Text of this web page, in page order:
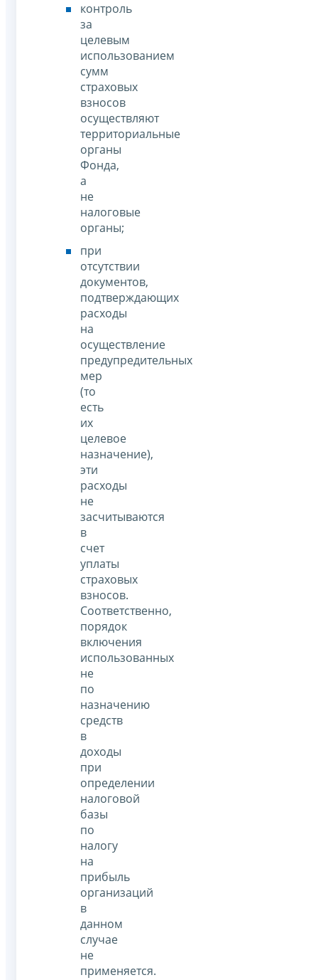
контроль
за
целевым
использованием
сумм
страховых
взносов
осуществляют
территориальные
органы
Фонда,
а
не
налоговые
органы;
при
отсутствии
документов,
подтверждающих
расходы
на
осуществление
предупредительных
мер
(то
есть
их
целевое
назначение),
эти
расходы
не
засчитываются
в
счет
уплаты
страховых
взносов.
Соответственно,
порядок
включения
использованных
не
по
назначению
средств
в
доходы
при
определении
налоговой
базы
по
налогу
на
прибыль
организаций
в
данном
случае
не
применяется.